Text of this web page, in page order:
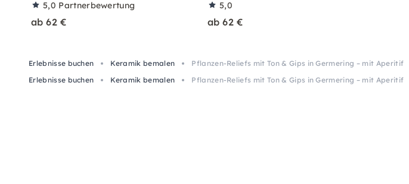
5,0 Partnerbewertung
ab 62 €
5,0
ab 62 €
Erlebnisse buchen Keramik bemalen
Pflanzen-Reliefs mit Ton & Gips in Germering – mit Aperitif
Erlebnisse buchen
Keramik bemalen Pflanzen-Reliefs mit Ton & Gips in Germering – mit Aperitif